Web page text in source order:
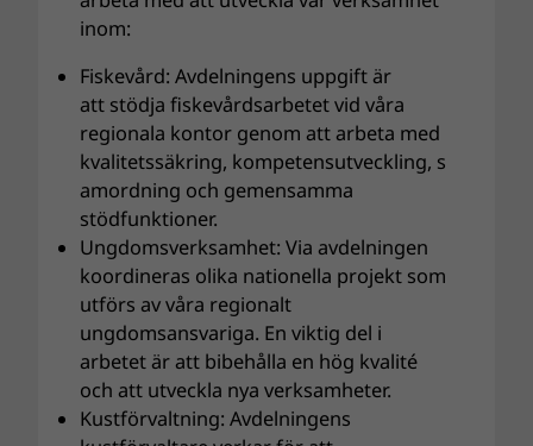
inom:
Fiskevård: Avdelningens uppgift är
att stödja fiskevårdsarbetet vid våra
regionala kontor genom att arbeta med
kvalitetssäkring, kompetensutveckling, s
amordning och gemensamma
stödfunktioner.
Ungdomsverksamhet: Via avdelningen
koordineras olika nationella projekt som
utförs av våra regionalt
ungdomsansvariga. En viktig del i
arbetet är att bibehålla en hög kvalité
och att utveckla nya verksamheter.
Kustförvaltning: Avdelningens